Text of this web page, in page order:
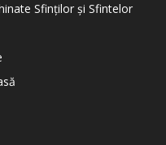
Sfinților și Sfintelor